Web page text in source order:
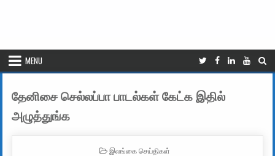
MENU
தேனிசை செல்லப்பா பாடல்கள் கேட்க இதில்
அழுத்துங்க
POSTED IN
இலங்கை செய்திகள்